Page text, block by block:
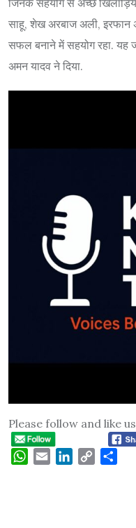
साहू, शेख अरबाज अली, इरफान
सफल बनाने में सहयोग रहा. यह
अमन यादव ने दिया.
Please follow and like
WhatsApp
Email LinkedIn
Copy